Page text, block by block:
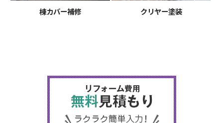
棟カバー補修 クリヤー塗装